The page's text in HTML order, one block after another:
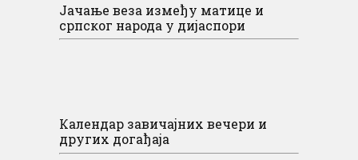
Јачање веза између матице и
српског народа у дијаспори
Календар завичајних вечери и
других догађаја